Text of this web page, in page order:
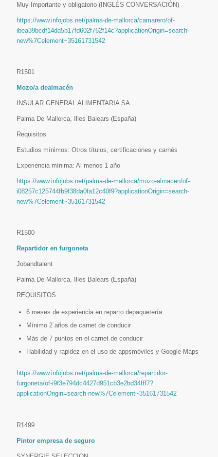
Muy Importante y obligatorio (INGLÉS CONVERSACIÓN)
https://www.infojobs.net/palma-de-mallorca/camarero/of-
ibea39bcdf14da5b17fd602f762f14c?applicationOrigin=search-
new%7Celement~35161731542
R1501
Mozo/a dealmacén
INSULAR GENERAL ALIMENTARIA SA
Palma De Mallorca, Illes Balears (España)
Requisitos
Estudios mínimos: Otros títulos, certificaciones y carnés
Experiencia mínima: Al menos 1 año
https://www.infojobs.net/palma-de-mallorca/mozo-almacen/of-
i08257c125744fb9f38da0fa12c40f9?applicationOrigin=search-
new%7Celement~35161731542
R1500
Repartidor en furgoneta
Jobandtalent
Palma De Mallorca, Illes Balears (España)
REQUISITOS:
6 meses de experiencia en reparto depaquetería
Mínimo 2 años de carnet de conducir
Más de 7 puntos en el carnet de conducir
Habilidad y rapidez en el uso de appsmóviles y Google Maps
https://www.infojobs.net/palma-de-mallorca/repartidor-
furgoneta/of-i9f3e794dc4427d951cb3e2bd34fff7?
applicationOrigin=search-new%7Celement~35161731542
R1499
Pintor empresa de seguro